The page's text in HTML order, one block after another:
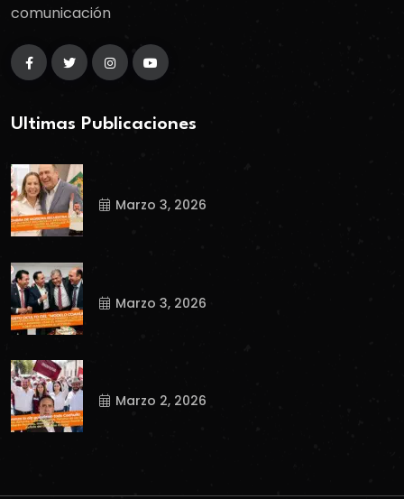
comunicación
Ultimas Publicaciones
Marzo 3, 2026
Marzo 3, 2026
Marzo 2, 2026